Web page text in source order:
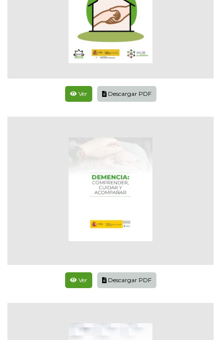
Ver Descargar PDF
Ver Descargar PDF